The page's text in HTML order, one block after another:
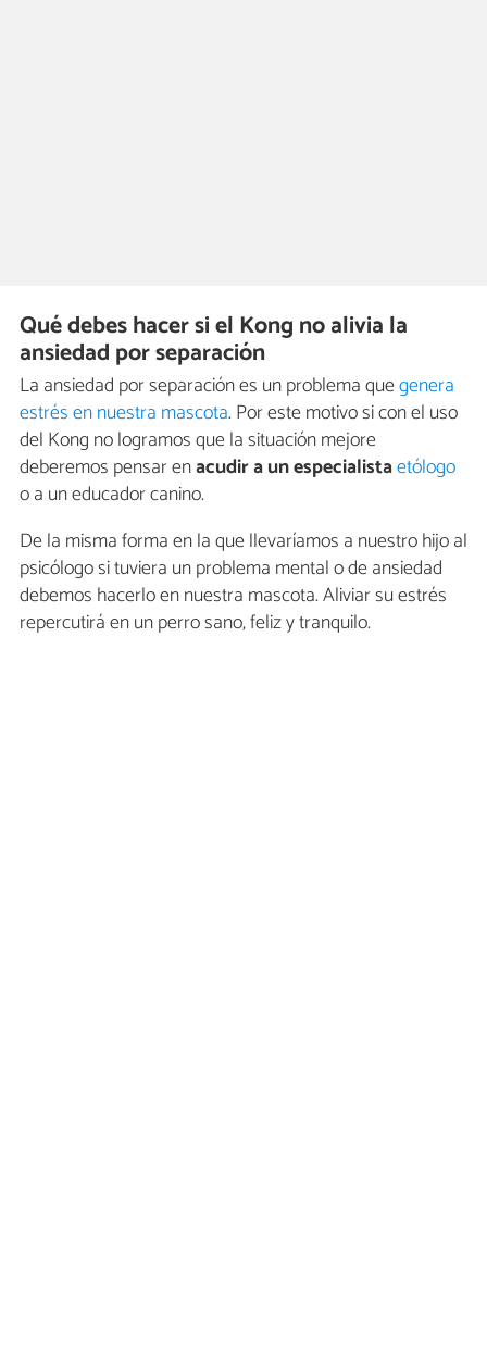
Qué debes hacer si el Kong no alivia la
ansiedad por separación
La ansiedad por separación es un problema quegenera
estrés en nuestra mascota. Por este motivo si con el uso
del Kong no logramos que la situación mejore
deberemos pensar enacudir a un especialistaetólogo
o a un educador canino.
De la misma forma en la que llevaríamos a nuestro hijo al
psicólogo si tuviera un problema mental o de ansiedad
debemos hacerlo en nuestra mascota. Aliviar su estrés
repercutirá en un perro sano, feliz y tranquilo.